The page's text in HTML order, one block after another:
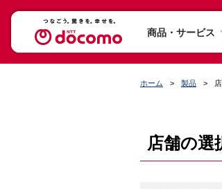
商品・サービス
ホーム 製品
店舗の選